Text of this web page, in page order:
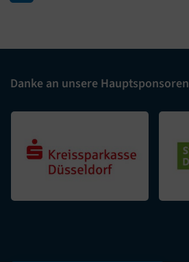
Danke an unsere